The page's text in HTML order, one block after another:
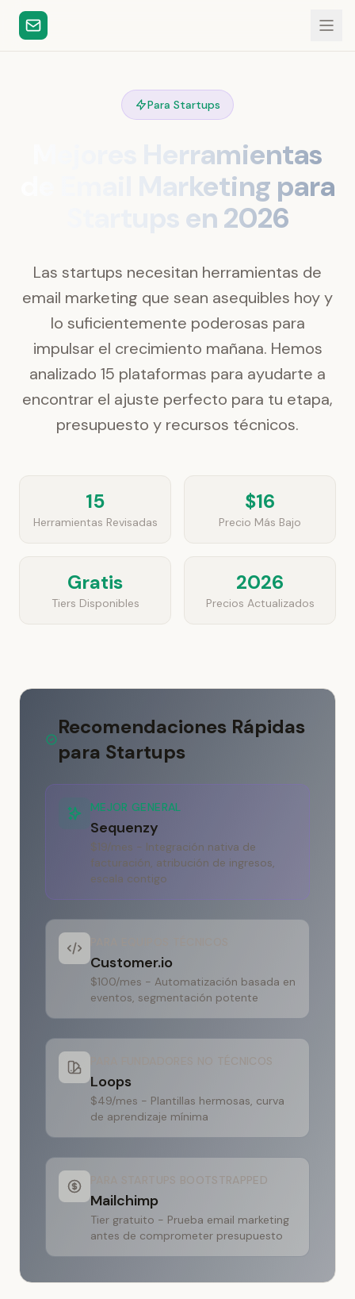
Para Startups
Mejores Herramientas
de Email Marketing para
Startups en 2026
Las startups necesitan herramientas de
email marketing que sean asequibles hoy y
lo suficientemente poderosas para
impulsar el crecimiento mañana. Hemos
analizado 15 plataformas para ayudarte a
encontrar el ajuste perfecto para tu etapa,
presupuesto y recursos técnicos.
15
Herramientas Revisadas
$16
Precio Más Bajo
Gratis
Tiers Disponibles
2026
Precios Actualizados
Recomendaciones Rápidas
para Startups
MEJOR GENERAL
Sequenzy
$19/mes - Integración nativa de
facturación, atribución de ingresos,
escala contigo
Customer.io
$100/mes - Automatización basada en
eventos, segmentación potente
PARA FUNDADORES NO TÉCNICOS
Loops
$49/mes - Plantillas hermosas, curva
de aprendizaje mínima
PARA STARTUPS BOOTSTRAPPED
Mailchimp
Tier gratuito - Prueba email marketing
antes de comprometer presupuesto